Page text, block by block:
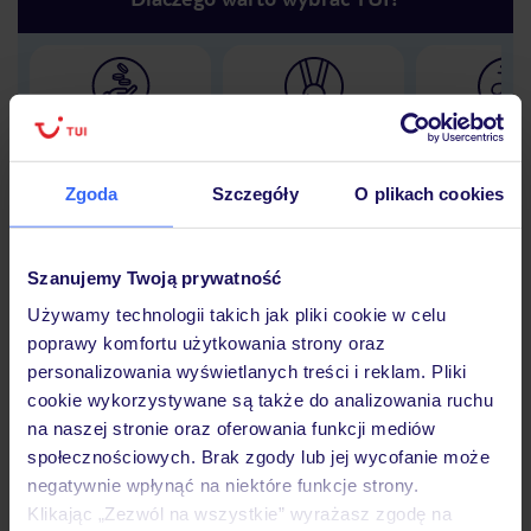
Zgoda Szczegóły O plikach cookies
Szanujemy Twoją prywatność
Używamy technologii takich jak pliki cookie w celu
poprawy komfortu użytkowania strony oraz
personalizowania wyświetlanych treści i reklam. Pliki
cookie wykorzystywane są także do analizowania ruchu
na naszej stronie oraz oferowania funkcji mediów
społecznościowych. Brak zgody lub jej wycofanie może
negatywnie wpłynąć na niektóre funkcje strony.
Klikając „Zezwól na wszystkie” wyrażasz zgodę na
Lider niskich cen 30 lat w
Hotel
Opinie
Pokoje